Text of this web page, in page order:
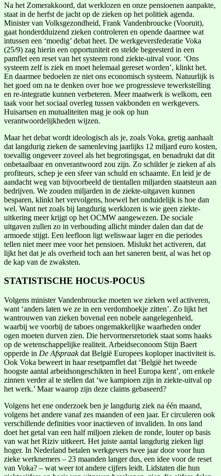
Na het Zomerakkoord, dat werklozen en onze pensioenen aanpakte,
staat in de herfst de jacht op de zieken op het politiek agenda.
Minister van Volksgezondheid, Frank Vandenbroucke (Vooruit),
gaat honderdduizend zieken controleren en opende daarmee wat
intussen een ‘moedig’ debat heet. De werkgeversfederatie Voka
(25/9) zag hierin een opportuniteit en stelde begeesterd in een
pamflet een reset van het systeem rond ziekte-uitval voor. ‘Ons
systeem zelf is ziek en moet helemaal gereset worden’, klinkt het.
En daarmee bedoelen ze niet ons economisch systeem. Natuurlijk is
het goed om na te denken over hoe we progressieve tewerkstelling
en re-integratie kunnen verbeteren. Meer maatwerk is welkom, een
taak voor het sociaal overleg tussen vakbonden en werkgevers.
Huisartsen en mutualiteiten mag je ook op hun
verantwoordelijkheden wijzen.
Maar het debat wordt ideologisch als je, zoals Voka, gretig aanhaalt
dat langdurig zieken de samenleving jaarlijks 12 miljard euro kosten,
toevallig ongeveer zoveel als het begrotingsgat, en benadrukt dat dit
onbetaalbaar en onverantwoord zou zijn. Zo schilder je zieken af als
profiteurs, schep je een sfeer van schuld en schaamte. En leid je de
aandacht weg van bijvoorbeeld de tientallen miljarden staatsteun aan
bedrijven. We zouden miljarden in de ziekte-uitgaven kunnen
besparen, klinkt het vervolgens, hoewel het onduidelijk is hoe dan
wel. Want net zoals bij langdurig werklozen is wie geen ziekte-
uitkering meer krijgt op het OCMW aangewezen. De sociale
uitgaven zullen zo in verhouding allicht minder dalen dan dat de
armoede stijgt. Een leefloon ligt weliswaar lager en die periodes
tellen niet meer mee voor het pensioen. Mislukt het activeren, dat
lijkt het dat je als overheid toch aan het saneren bent, al was het op
de kap van de zwaksten.
STATISTISCHE HOCUS-POCUS
Volgens minister Vandenbroucke moeten we zieken wel activeren,
want ‘anders laten we ze in een verdomhoekje zitten’. Zo lijkt het
wantrouwen van zieken bovenal een nobele aangelegenheid,
waarbij we voorbij de taboes ongemakkelijke waarheden onder
ogen moeten durven zien. Die hervormersretoriek staat soms haaks
op de wetenschappelijke realiteit. Arbeidseconoom Stijn Baert
opperde in De Afspraakdat België Europees koploper inactiviteit is.
Ook Voka beweert in haar resetpamflet dat ‘België het tweede
hoogste aantal arbeidsongeschikten in heel Europa kent’, om enkele
zinnen verder al te stellen dat ‘we kampioen zijn in ziekte-uitval op
het werk.’ Maar waarop zijn deze claims gebaseerd?
Volgens het ene onderzoek ben je langdurig ziek na één maand,
volgens het andere vanaf zes maanden of een jaar. Er circuleren ook
verschillende definities voor inactieven of invaliden. In ons land
doet het getal van een half miljoen zieken de ronde, louter op basis
van wat het Riziv uitkeert. Het juiste aantal langdurig zieken ligt
hoger. In Nederland betalen werkgevers twee jaar door voor hun
zieke werknemers – 23 maanden langer dus, een idee voor de reset
van Voka? – wat weer tot andere cijfers leidt. Lidstaten die hun